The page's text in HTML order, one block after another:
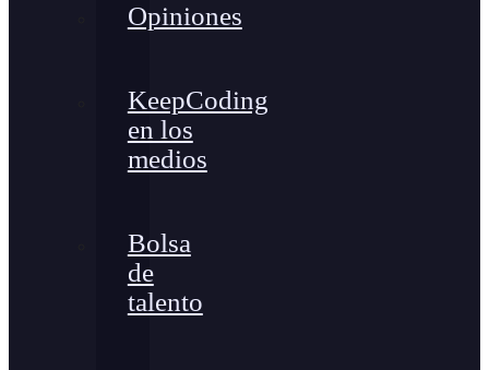
Opiniones
KeepCoding
en los
medios
Bolsa
de
talento